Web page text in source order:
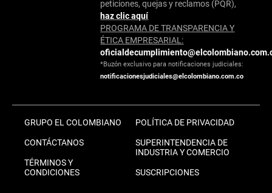
peticiones, quejas y reclamos (PQR),
haz clic aquí
PROGRAMA DE TRANSPARENCIA Y
ÉTICA EMPRESARIAL:
*Buzón exclusivo para notificaciones judiciales:
notificacionesjudiciales@elcolombiano.com.co
GRUPO EL COLOMBIANO
CONTÁCTANOS
TÉRMINOS Y
CONDICIONES
POLÍTICA DE PRIVACIDAD
SUPERINTENDENCIA DE
INDUSTRIA Y COMERCIO
SUSCRIPCIONES